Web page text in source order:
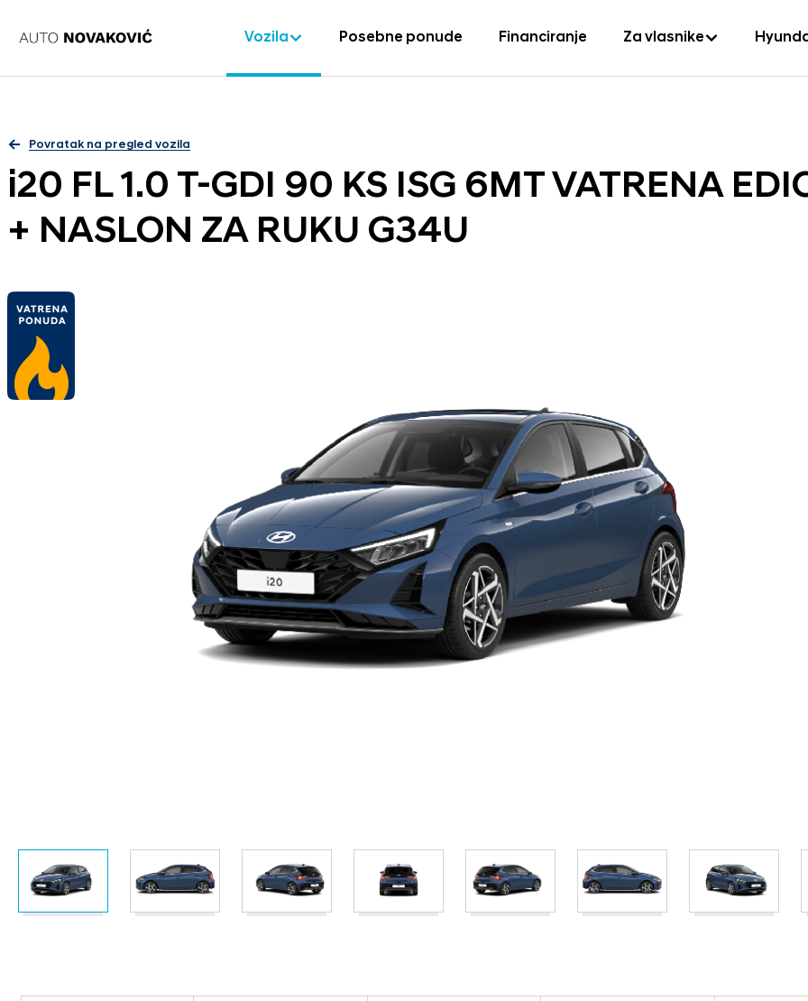
Vozila Posebne ponude Financiranje Za vlasnike
Povratak na pregled vozila
i20 FL 1.0 T-GDI 90 KS ISG 6MT VATRENA
+ NASLON ZA RUKU G34U